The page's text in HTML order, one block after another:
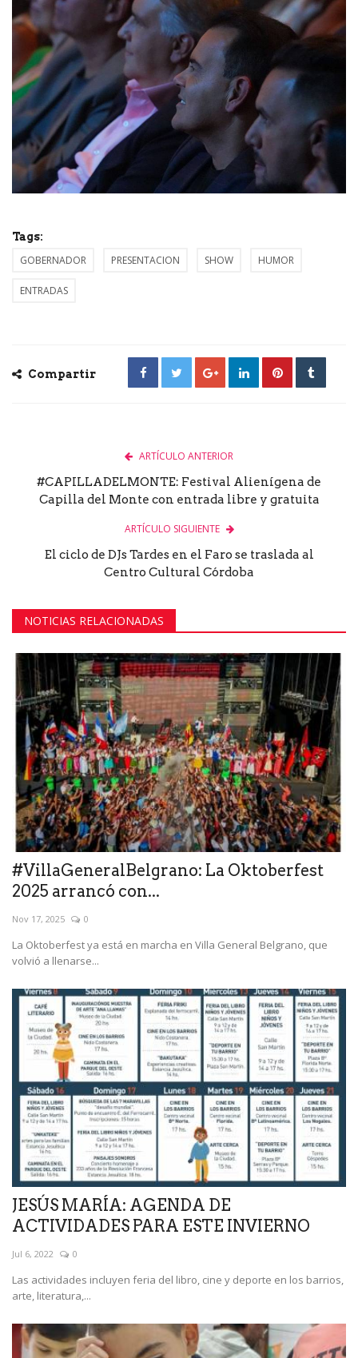
Tags:
GOBERNADOR PRESENTACION SHOW HUMOR
ENTRADAS
Compartir
ARTÍCULO ANTERIOR
#CAPILLADELMONTE: Festival Alienígena de
Capilla del Monte con entrada libre y gratuita
ARTÍCULO SIGUIENTE
El ciclo de DJs Tardes en el Faro se traslada al
Centro Cultural Córdoba
NOTICIAS RELACIONADAS
#VillaGeneralBelgrano: La Oktoberfest
2025 arrancó con...
Nov 17, 2025 0
La Oktoberfest ya está en marcha en Villa General Belgrano, que
volvió a llenarse...
JESÚS MARÍA: AGENDA DE
ACTIVIDADES PARA ESTE INVIERNO
Jul 6, 2022 0
Las actividades incluyen feria del libro, cine y deporte en los barrios,
arte, literatura,...